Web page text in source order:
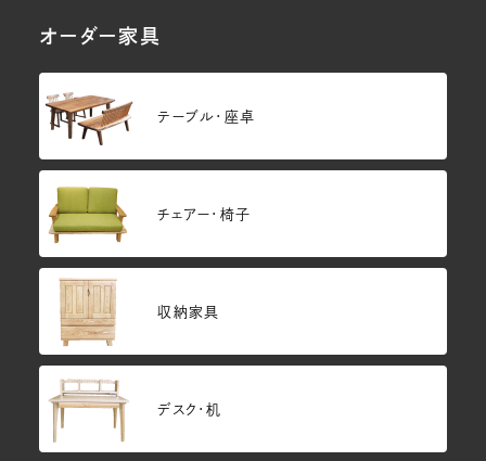
オーダー家具
テーブル・座卓
チェアー・椅子
収納家具
デスク・机